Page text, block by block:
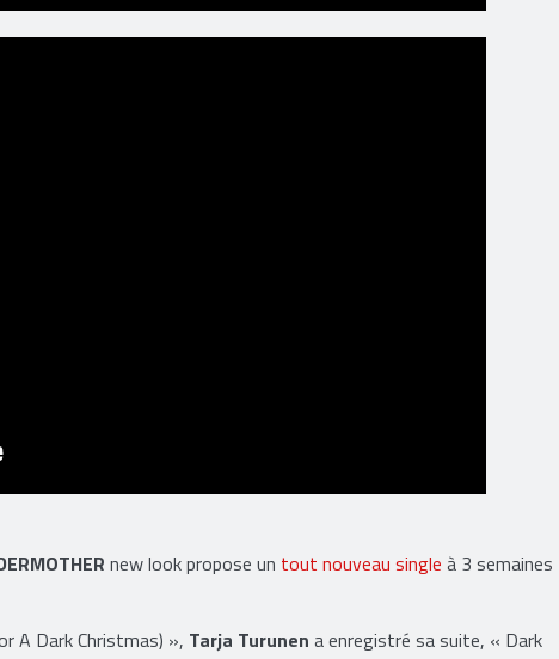
new look propose un tout nouveau single à 3 semaines
A Dark Christmas) », Tarja Turunen a enregistré sa suite, « Dark